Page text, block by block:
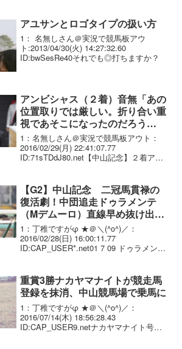
アユサンとロゴタイプの扱い方
1： 名無しさん＠実況で競馬板アウ
ト:2013/04/30(火) 14:27:32.60
ID:bwSesRe40それでも◎打ちますか？
アンビシャス（２着）音無「あの
位置取りでは厳しい。折り合い重
視であそこになったのだろう
が…」
1：名無しさん＠実況で競馬板アウト：
2016/02/29(月) 22:41:07.77
ID:71sTDdJ80.net【中山記念】２着アン
念（芝内１８００メート...
【G2】中山記念 二冠馬貫禄の
復活劇！中団追走ドゥラメンテ
（Mデムーロ）直線早め抜け出し
後続封じた！
1：丁稚ですがφ ★＠＼(^o^)／：
2016/02/28(日) 16:00:11.77
ID:CAP_USER*.net01 7 09 ドゥラメン
重賞3勝ナカヤマナイトが競走馬
登録を抹消、中山競馬場で乗馬に
1：丁稚ですがφ ★＠＼(^o^)／：
2016/07/14(木) 18:56:28.43
ID:CAP_USER9.netナカヤマナイト号が